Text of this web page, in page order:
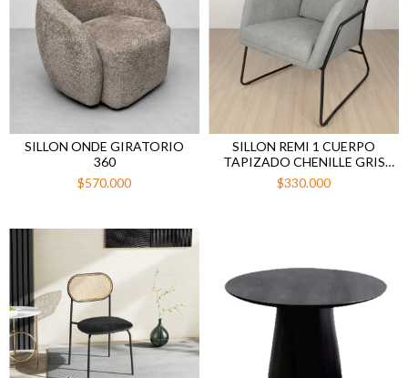
SILLON ONDE GIRATORIO
360
$570.000
SILLON REMI 1 CUERPO
TAPIZADO CHENILLE GRIS
CLARO
$330.000